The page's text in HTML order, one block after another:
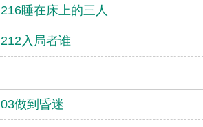
216睡在床上的三人
212入局者谁
03做到昏迷